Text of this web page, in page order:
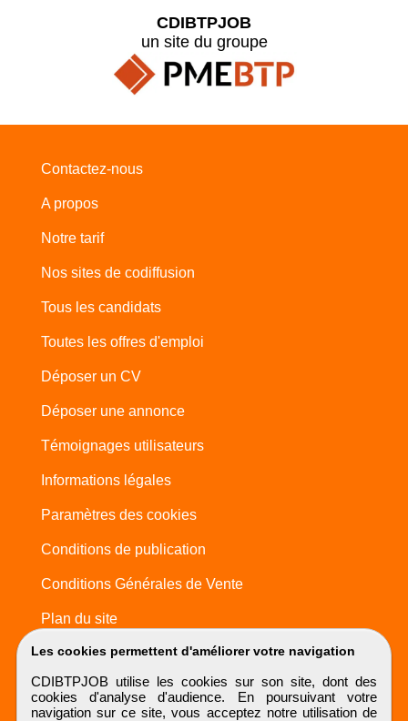
Les cookies permettent d'améliorer votre navigation
CDIBTPJOB utilise les cookies sur son site, dont des
cookies d'analyse d'audience. En poursuivant votre
navigation sur ce site, vous acceptez notre utilisation de
CDIBTPJOB
un site du groupe
Contactez-nous
A propos
Notre tarif
Nos sites de codiffusion
Tous les candidats
Toutes les offres d'emploi
Déposer un CV
Déposer une annonce
Témoignages utilisateurs
Informations légales
Paramètres des cookies
Conditions de publication
Conditions Générales de Vente
Plan du site